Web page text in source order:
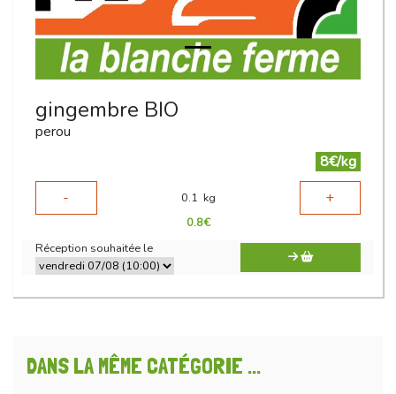
gingembre BIO
perou
8€/kg
-
0.1 kg +
0.8€
Réception souhaitée le
DANS LA MÊME CATÉGORIE ...